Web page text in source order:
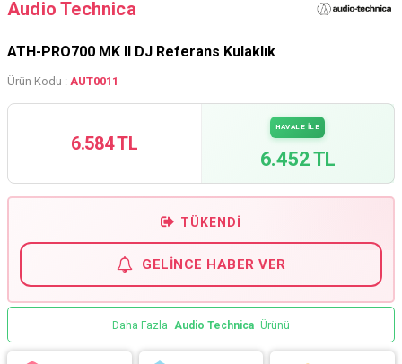
Audio Technica
ATH-PRO700 MK II DJ Referans Kulaklık
Ürün Kodu : AUT0011
6.584 TL
HAVALE İLE
6.452 TL
TÜKENDI
GELINCE HABER VER
Daha Fazla Audio Technica Ürünü